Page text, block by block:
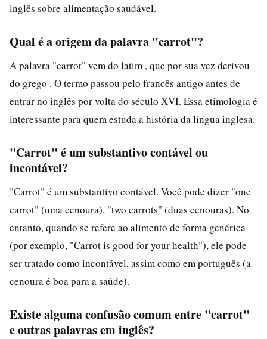
inglês sobre alimentação saudável.
Qual é a origem da palavra "carrot"?
A palavra "carrot" vem do latim , que por sua vez derivou
do grego . O termo passou pelo francês antigo antes de
entrar no inglês por volta do século XVI. Essa etimologia é
interessante para quem estuda a história da língua inglesa.
"Carrot" é um substantivo contável ou
incontável?
"Carrot" é um substantivo contável. Você pode dizer "one
carrot" (uma cenoura), "two carrots" (duas cenouras). No
entanto, quando se refere ao alimento de forma genérica
(por exemplo, "Carrot is good for your health"), ele pode
ser tratado como incontável, assim como em português (a
cenoura é boa para a saúde).
Existe alguma confusão comum entre "carrot"
e outras palavras em inglês?